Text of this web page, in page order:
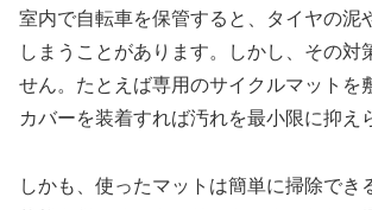
室内で自転車を保管すると、タイヤの泥
しまうことがあります。しかし、その対
せん。たとえば専用のサイクルマットを
カバーを装着すれば汚れを最小限に抑え
しかも、使ったマットは簡単に掃除でき